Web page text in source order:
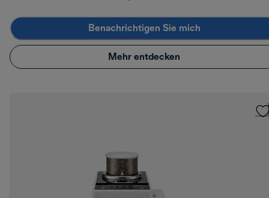
Benachrichtigen Sie mich
Mehr entdecken